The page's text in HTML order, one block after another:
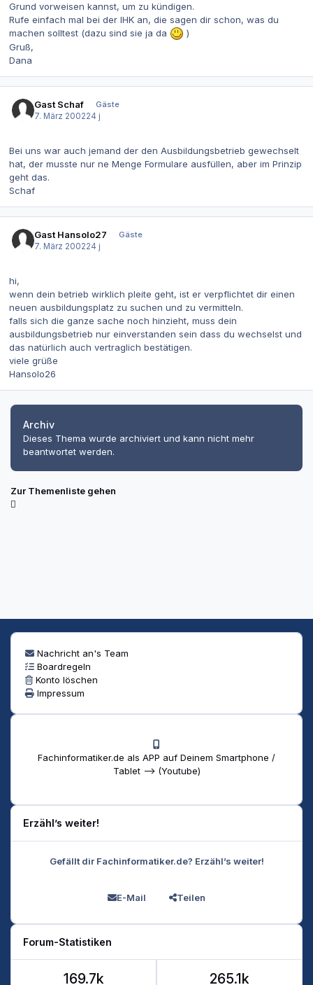
Grund vorweisen kannst, um zu kündigen.
Rufe einfach mal bei der IHK an, die sagen dir schon, was du
machen solltest (dazu sind sie ja da
)
Gruß,
Dana
Gast Schaf
Gäste
7. März 200224 j
Bei uns war auch jemand der den Ausbildungsbetrieb gewechselt
hat, der musste nur ne Menge Formulare ausfüllen, aber im Prinzip
geht das.
Schaf
Gast Hansolo27
Gäste
7. März 200224 j
hi,
wenn dein betrieb wirklich pleite geht, ist er verpflichtet dir einen
neuen ausbildungsplatz zu suchen und zu vermitteln.
falls sich die ganze sache noch hinzieht, muss dein
ausbildungsbetrieb nur einverstanden sein dass du wechselst und
das natürlich auch vertraglich bestätigen.
viele grüße
Hansolo26
Archiv
Dieses Thema wurde archiviert und kann nicht mehr
beantwortet werden.
Zur Themenliste gehen
Nachricht an's Team
Boardregeln
Konto löschen
Impressum
Fachinformatiker.de als APP auf Deinem Smartphone /
Tablet --> (Youtube)
Erzähl’s weiter!
Gefällt dir Fachinformatiker.de? Erzähl’s weiter!
E-Mail Teilen
Forum-Statistiken
169.7k 265.1k